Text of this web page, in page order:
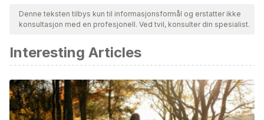
sikre deres kvalitet, pålitelighet, aktualitet og validitet.
Bibliografien i denne artikkelen ble betraktet som pålitelig og
Gunderson, C.
manifestaciones clínicas. Revista de Enfermedades
Infecciosas En Pediatría.
Mateos, A. J. M., & Morales, M. D. M.(2007). Celulitis
Denne teksten tilbys kun til informasjonsformål og erstatter ikke
konsultasjon med en profesjonell. Ved tvil, konsulter din spesialist.
Interesting Articles